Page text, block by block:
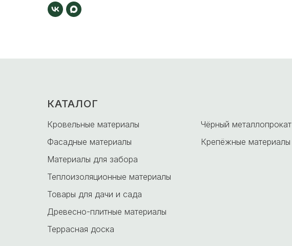
КАТАЛОГ
Кровельные материалы
Фасадные материалы
Материалы для забора
Теплоизоляционные материалы
Товары для дачи и сада
Древесно-плитные материалы
Террасная доска
Чёрный металлопрокат
Крепёжные материалы